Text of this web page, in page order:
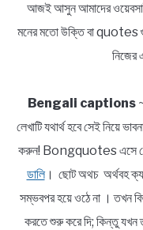
আজই আসুন আমাদের
মনের মতো উক্তি বা quotes
নিজের
Bengali captions
লেখাটি যথার্থ হবে সেই নিয়ে
করুন! Bongquotes এসে
ডালি। ছোট অথচ অর্থবহ
সম্ভবপর হয়ে ওঠে না । তখন
করতে শুরু করে দি; কিন্তু যখন